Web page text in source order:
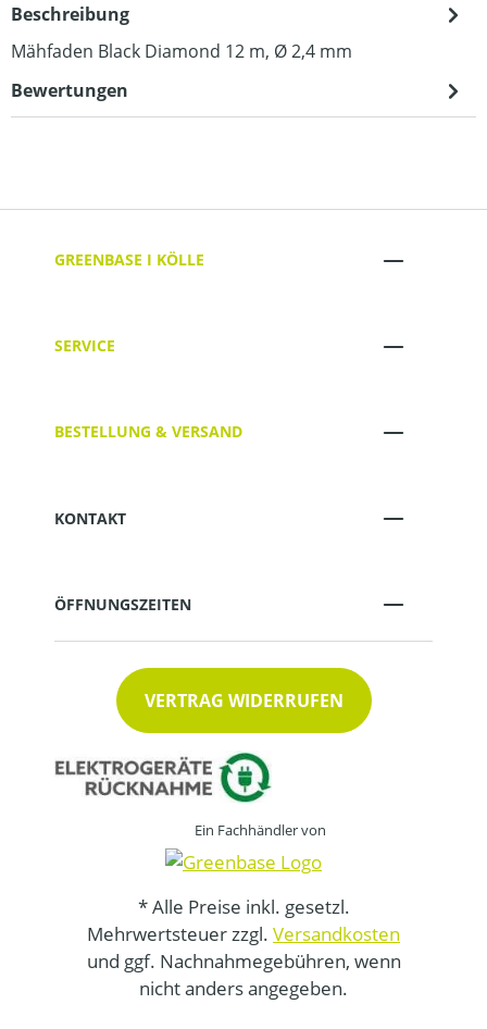
Beschreibung
Mähfaden Black Diamond 12 m, Ø 2,4 mm
Bewertungen
GREENBASE I KÖLLE
SERVICE
BESTELLUNG & VERSAND
KONTAKT
ÖFFNUNGSZEITEN
VERTRAG WIDERRUFEN
Ein Fachhändler von
* Alle Preise inkl. gesetzl.
Mehrwertsteuer zzgl. Versandkosten
und ggf. Nachnahmegebühren, wenn
nicht anders angegeben.